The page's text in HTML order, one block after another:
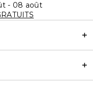
- 08 août